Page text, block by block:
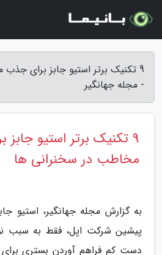
9 تکنیک برتر استیو جابز برای
- مجله جهانگیر
9 تکنیک برتر استیو
مخاطب در سخنرانی ها
به گزارش مجله جهانگیر، استیو
پیشین شرکت اپل، فقط به سبب
دست کم فراهم آوردن بستری